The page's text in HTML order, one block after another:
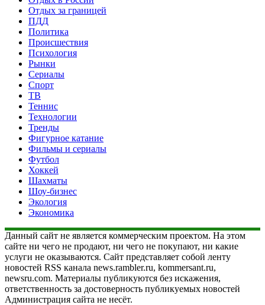
Отдых за границей
ПДД
Политика
Происшествия
Психология
Рынки
Сериалы
Спорт
ТВ
Теннис
Технологии
Тренды
Фигурное катание
Фильмы и сериалы
Футбол
Хоккей
Шахматы
Шоу-бизнес
Экология
Экономика
Данный сайт не является коммерческим проектом. На этом
сайте ни чего не продают, ни чего не покупают, ни какие
услуги не оказываются. Сайт представляет собой ленту
новостей RSS канала news.rambler.ru, kommersant.ru,
newsru.com. Материалы публикуются без искажения,
ответственность за достоверность публикуемых новостей
Администрация сайта не несёт.